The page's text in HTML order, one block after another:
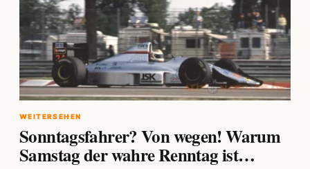
WEITERSEHEN
Sonntagsfahrer? Von wegen! Warum
Samstag der wahre Renntag ist…